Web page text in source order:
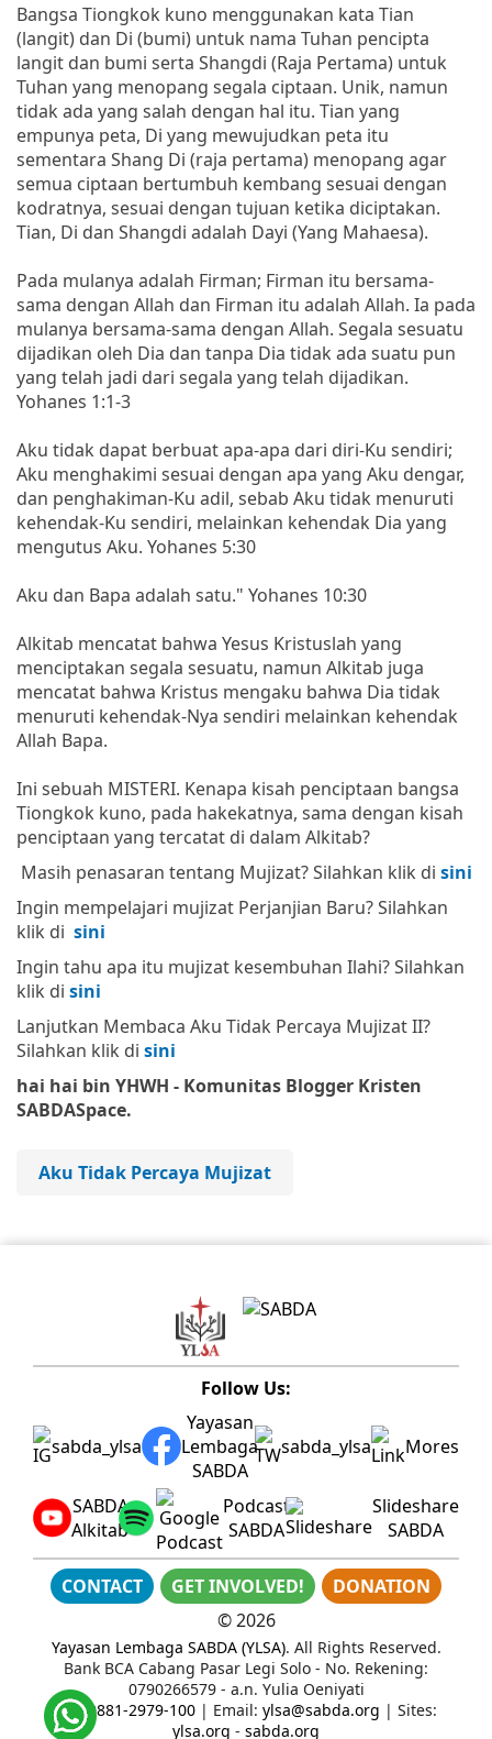
Bangsa Tiongkok kuno menggunakan kata Tian
(langit) dan Di (bumi) untuk nama Tuhan pencipta
langit dan bumi serta Shangdi (Raja Pertama) untuk
Tuhan yang menopang segala ciptaan. Unik, namun
tidak ada yang salah dengan hal itu. Tian yang
empunya peta, Di yang mewujudkan peta itu
sementara Shang Di (raja pertama) menopang agar
semua ciptaan bertumbuh kembang sesuai dengan
kodratnya, sesuai dengan tujuan ketika diciptakan.
Tian, Di dan Shangdi adalah Dayi (Yang Mahaesa).
Pada mulanya adalah Firman; Firman itu bersama-
sama dengan Allah dan Firman itu adalah Allah. Ia pada
mulanya bersama-sama dengan Allah. Segala sesuatu
dijadikan oleh Dia dan tanpa Dia tidak ada suatu pun
yang telah jadi dari segala yang telah dijadikan.
Yohanes 1:1-3
Aku tidak dapat berbuat apa-apa dari diri-Ku sendiri;
Aku menghakimi sesuai dengan apa yang Aku dengar,
dan penghakiman-Ku adil, sebab Aku tidak menuruti
kehendak-Ku sendiri, melainkan kehendak Dia yang
mengutus Aku. Yohanes 5:30
Aku dan Bapa adalah satu." Yohanes 10:30
Alkitab mencatat bahwa Yesus Kristuslah yang
menciptakan segala sesuatu, namun Alkitab juga
mencatat bahwa Kristus mengaku bahwa Dia tidak
menuruti kehendak-Nya sendiri melainkan kehendak
Allah Bapa.
Ini sebuah MISTERI. Kenapa kisah penciptaan bangsa
Tiongkok kuno, pada hakekatnya, sama dengan kisah
penciptaan yang tercatat di dalam Alkitab?
Masih penasaran tentang Mujizat? Silahkan klik di sini
Ingin mempelajari mujizat Perjanjian Baru? Silahkan
klik di sini
Ingin tahu apa itu mujizat kesembuhan Ilahi? Silahkan
klik di sini
Lanjutkan Membaca Aku Tidak Percaya Mujizat II?
Silahkan klik di sini
hai hai bin YHWH - Komunitas Blogger Kristen
SABDASpace.
Aku Tidak Percaya Mujizat
Follow Us:
sabda_ylsa
Yayasan
Lembaga
SABDA
sabda_ylsa Mores
SABDA
Alkitab
Podcast
SABDA
Slideshare
SABDA
CONTACT GET INVOLVED!
DONATION
©2026
Yayasan Lembaga SABDA (YLSA). All Rights Reserved.
Bank BCA Cabang Pasar Legi Solo - No. Rekening:
0790266579 - a.n. Yulia Oeniyati
WA:0881-2979-100| Email: ylsa@sabda.org | Sites:
ylsa.org - sabda.org